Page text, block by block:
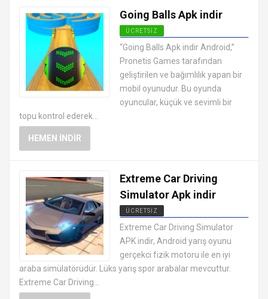
Going Balls Apk indir
ÜCRETSIZ
EN İYI ANDROID APK OYUNLARI
ÜCRETSIZ
“Going Balls Apk indir Android,”
Pronetis Games tarafından
geliştirilen ve bağımlılık yapan bir
mobil oyunudur. Bu oyunda
oyuncular, küçük ve sevimli bir
topu kontrol ederek...
HEMEN İNDIR
Extreme Car Driving
Simulator Apk indir
ÜCRETSIZ
EN İYI ANDROID APK OYUNLARI
ÜCRETSIZ
Extreme Car Driving Simulator
APK indir, Android yarış oyunu
gerçekci fizik motoru ile en iyi
araba simülatörüdür. Lüks yarış spor arabalar mevcuttur.
Extreme Car Driving...